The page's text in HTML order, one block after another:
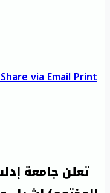
Share via EmailPrint
تعلن جامعة